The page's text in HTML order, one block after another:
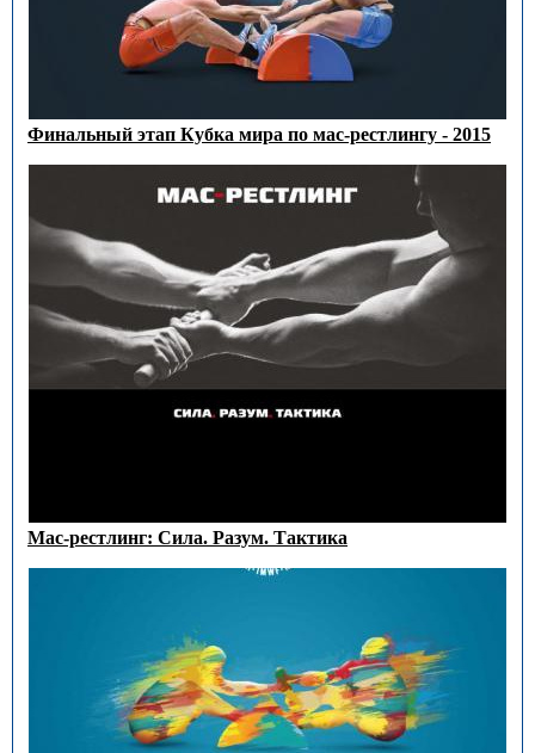
Финальный этап Кубка мира по мас-рестлингу - 2015
Мас-рестлинг: Сила. Разум. Тактика